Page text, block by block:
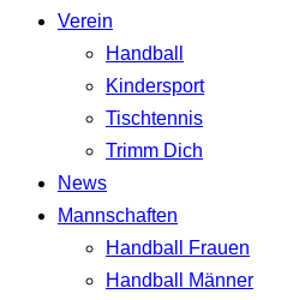
Verein
Handball
Kindersport
Tischtennis
Trimm Dich
News
Mannschaften
Handball Frauen
Handball Männer